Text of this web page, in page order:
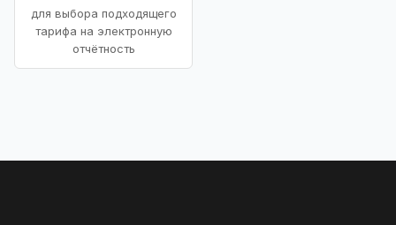
для выбора подходящего
тарифа на электронную
отчётность